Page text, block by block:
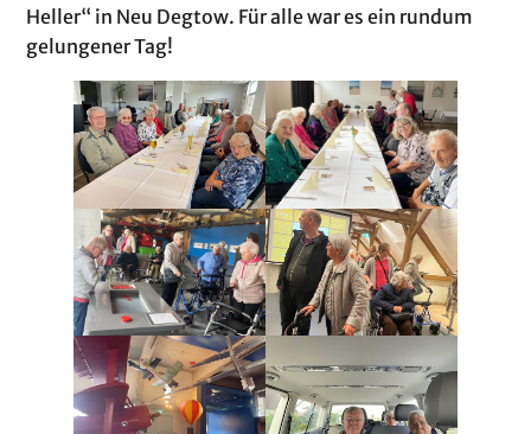
Heller“ in Neu Degtow. Für alle war es ein rundum
gelungener Tag!